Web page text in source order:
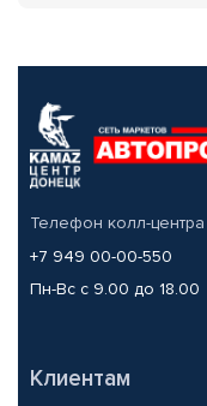
Телефон колл-центра
+7 949 00-00-550
Пн-Вс с 9.00 до 18.00
Клиентам